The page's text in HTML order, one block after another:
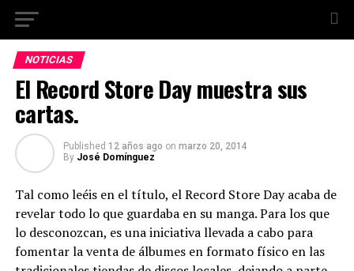
NOTICIAS
El Record Store Day muestra sus
cartas.
Published 12 años ago on marzo 20, 2014
By José Domínguez
Tal como leéis en el título, el Record Store Day acaba de
revelar todo lo que guardaba en su manga. Para los que
lo desconozcan, es una iniciativa llevada a cabo para
fomentar la venta de álbumes en formato físico en las